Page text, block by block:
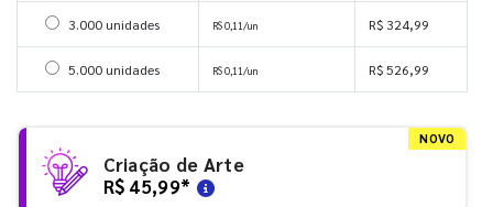
Selecionar 3000 unidades
3.000 unidades R$ 0,11/un R$ 324,99
Selecionar 5000 unidades
5.000 unidades R$ 0,11/un R$ 526,99
NOVO
Criação de Arte
R$ 45,99*